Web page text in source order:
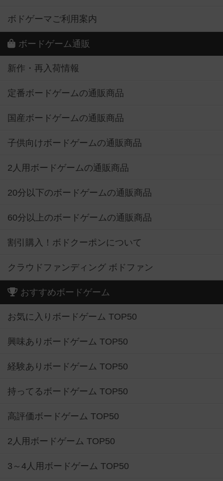
ボドゲーマご利用案内
ボードゲーム通販
新作・再入荷情報
定番ボードゲームの通販商品
国産ボードゲームの通販商品
子供向けボードゲームの通販商品
2人用ボードゲームの通販商品
20分以下のボードゲームの通販商品
60分以上のボードゲームの通販商品
割引購入！ボドクーポンについて
クラウドファンディング ボドファン
おすすめボードゲーム
お気に入りボードゲーム TOP50
興味ありボードゲーム TOP50
経験ありボードゲーム TOP50
持ってるボードゲーム TOP50
高評価ボードゲーム TOP50
2人用ボードゲーム TOP50
3～4人用ボードゲーム TOP50